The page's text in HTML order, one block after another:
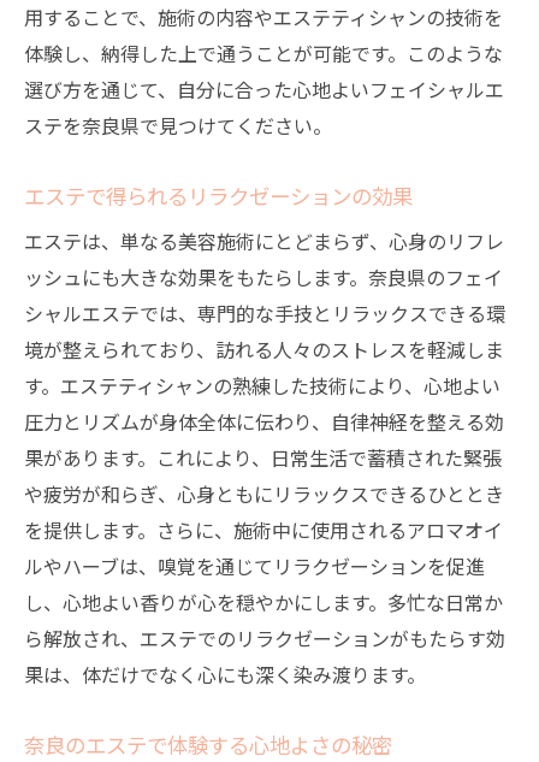
奈良県でのエステ体験がもたらす心身のリフレ
ッシュ効果
エステで心身ともにリフレッシュ
奈良エステで体験する新たなエネルギー
心と体に活力を与えるフェイシャルケア
奈良県のエステで感じる心身の変化
リフレッシュ効果をもたらす施術の秘密
エステティシャンのプロ技が光る奈良県のフェ
イシャルエステ
プロフェッショナルによる極上の施術
エステティシャンの技術力とその秘密
奈良エステで感じるプロの技
エステで体験する技の違い
一流のエステティシャンが提供するサービ
フェイシャルエステにおける専門技術の魅
ストレス社会を生きる現代人に贈るエステの癒
用することで、施術の内容やエステティシャンの技術を
体験し、納得した上で通うことが可能です。このような
選び方を通じて、自分に合った心地よいフェイシャルエ
ステを奈良県で見つけてください。
エステで得られるリラクゼーションの効果
エステは、単なる美容施術にとどまらず、心身のリフレ
ッシュにも大きな効果をもたらします。奈良県のフェイ
シャルエステでは、専門的な手技とリラックスできる環
境が整えられており、訪れる人々のストレスを軽減しま
す。エステティシャンの熟練した技術により、心地よい
圧力とリズムが身体全体に伝わり、自律神経を整える効
果があります。これにより、日常生活で蓄積された緊張
や疲労が和らぎ、心身ともにリラックスできるひととき
を提供します。さらに、施術中に使用されるアロマオイ
ルやハーブは、嗅覚を通じてリラクゼーションを促進
し、心地よい香りが心を穏やかにします。多忙な日常か
ら解放され、エステでのリラクゼーションがもたらす効
果は、体だけでなく心にも深く染み渡ります。
奈良のエステで体験する心地よさの秘密